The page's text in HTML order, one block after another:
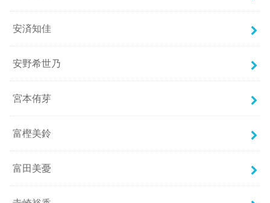
安済知佳
安野希世乃
宮本侑芽
富樫美鈴
富田美憂